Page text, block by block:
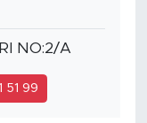
NO:2/A
51 99